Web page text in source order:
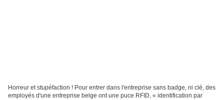
Horreur et stupéfaction ! Pour entrer dans l'entreprise sans badge, ni clé, des
employés d'une entreprise belge ont une puce RFID, « identification par